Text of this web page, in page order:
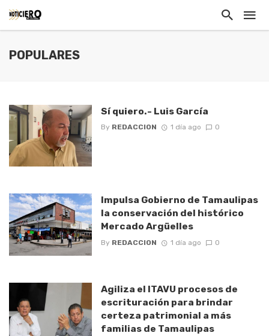
POPULARES
Sí quiero.- Luis García
By REDACCION 1 día ago 0
Impulsa Gobierno de Tamaulipas
la conservación del histórico
Mercado Argüelles
By REDACCION 1 día ago 0
Agiliza el ITAVU procesos de
escrituración para brindar
certeza patrimonial a más
familias de Tamaulipas